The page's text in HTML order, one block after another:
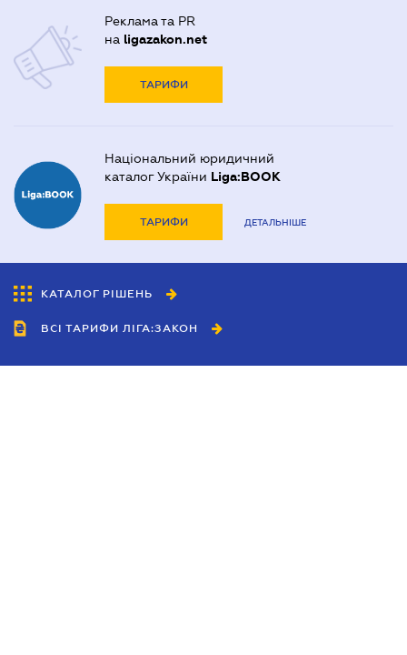
Реклама та PR
на ligazakon.net
ТАРИФИ
Національний юридичний
каталог України Liga:BOOK
ТАРИФИ ДЕТАЛЬНІШЕ
КАТАЛОГ РІШЕНЬ
ВСІ ТАРИФИ ЛІГА:ЗАКОН